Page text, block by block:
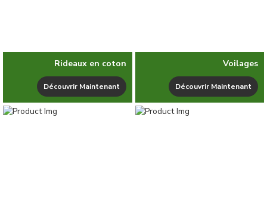
Rideaux en coton
Découvrir Maintenant
Voilages
Découvrir Maintenant